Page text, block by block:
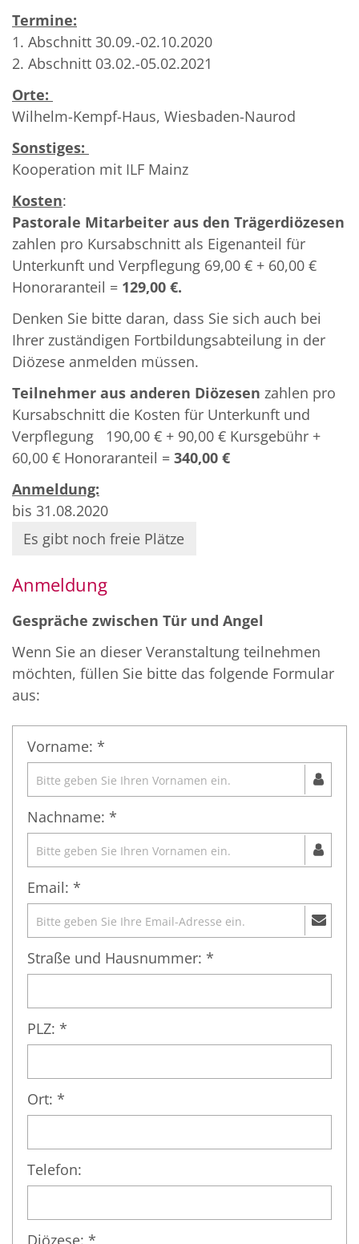
Termine:
1. Abschnitt 30.09.-02.10.2020
2. Abschnitt 03.02.-05.02.2021
Orte:
Wilhelm-Kempf-Haus, Wiesbaden-Naurod
Sonstiges:
Kooperation mit ILF Mainz
Kosten:
Pastorale Mitarbeiter aus den Trägerdiözesen
zahlen pro Kursabschnitt als Eigenanteil für
Unterkunft und Verpflegung 69,00 € + 60,00 €
Honoraranteil = 129,00 €.
Denken Sie bitte daran, dass Sie sich auch bei
Ihrer zuständigen Fortbildungsabteilung in der
Diözese anmelden müssen.
Teilnehmer aus anderen Diözesen zahlen pro
Kursabschnitt die Kosten für Unterkunft und
Verpflegung 190,00 € + 90,00 € Kursgebühr +
60,00 € Honoraranteil = 340,00 €
Anmeldung:
bis 31.08.2020
Es gibt noch freie Plätze
Anmeldung
Gespräche zwischen Tür und Angel
Wenn Sie an dieser Veranstaltung teilnehmen
möchten, füllen Sie bitte das folgende Formular
aus:
Vorname: *
Nachname: *
Email: *
Straße und Hausnummer: *
PLZ: *
Ort: *
Telefon:
Diözese: *